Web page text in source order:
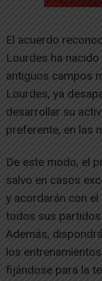
El acuerdo
Lourdes ha
antiguos campos
Lourdes, ya
desarrollar su
preferente, en las
De este modo, el
salvo en casos
y acordarán con
todos sus
Además,
los
fijándose para la